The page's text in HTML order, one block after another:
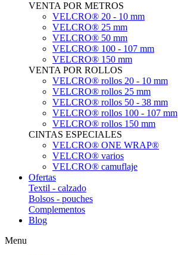
VENTA POR METROS
VELCRO® 20 - 10 mm
VELCRO® 25 mm
VELCRO® 50 mm
VELCRO® 100 - 107 mm
VELCRO® 150 mm
VENTA POR ROLLOS
VELCRO® rollos 20 - 10 mm
VELCRO® rollos 25 mm
VELCRO® rollos 50 - 38 mm
VELCRO® rollos 100 - 107 mm
VELCRO® rollos 150 mm
CINTAS ESPECIALES
VELCRO® ONE WRAP®
VELCRO® varios
VELCRO® camuflaje
Ofertas
Textil - calzado
Bolsos - pouches
Complementos
Blog
Menu